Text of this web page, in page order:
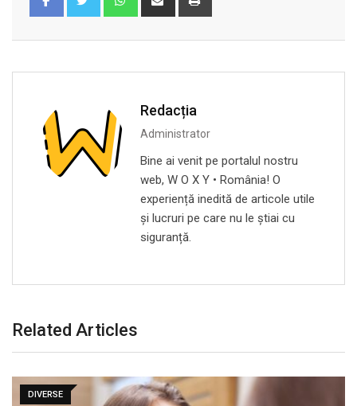
Redacția
Administrator
Bine ai venit pe portalul nostru
web, W O X Y • România! O
experiență inedită de articole utile
și lucruri pe care nu le știai cu
siguranță.
Related Articles
DIVERSE